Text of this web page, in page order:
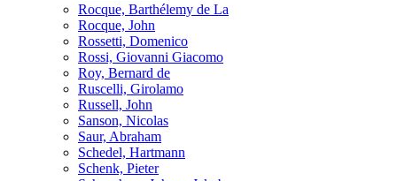
Rocque, Barthélemy de La
Rocque, John
Rossetti, Domenico
Rossi, Giovanni Giacomo
Roy, Bernard de
Ruscelli, Girolamo
Russell, John
Sanson, Nicolas
Saur, Abraham
Schedel, Hartmann
Schenk, Pieter